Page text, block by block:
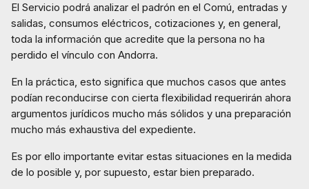
El Servicio podrá analizar el padrón en el Comú, entradas y
salidas, consumos eléctricos, cotizaciones y, en general,
toda la información que acredite que la persona no ha
perdido el vínculo con Andorra.
En la práctica, esto significa que muchos casos que antes
podían reconducirse con cierta flexibilidad requerirán ahora
argumentos jurídicos mucho más sólidos y una preparación
mucho más exhaustiva del expediente.
Es por ello importante evitar estas situaciones en la medida
de lo posible y, por supuesto, estar bien preparado.